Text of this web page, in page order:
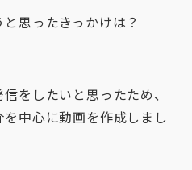
思ったきっかけは？
をしたいと思ったため、
中心に動画を作成しまし